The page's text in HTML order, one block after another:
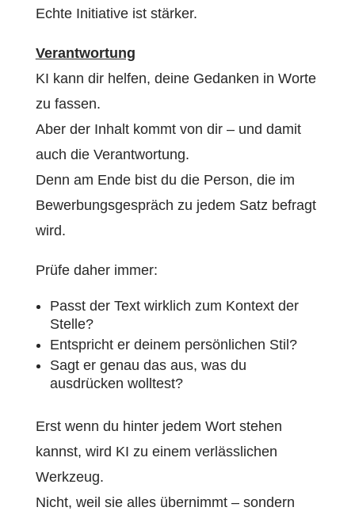
Echte Initiative ist stärker.
Verantwortung
KI kann dir helfen, deine Gedanken in Worte
zu fassen.
Aber der Inhalt kommt von dir – und damit
auch die Verantwortung.
Denn am Ende bist du die Person, die im
Bewerbungsgespräch zu jedem Satz befragt
wird.
Prüfe daher immer:
Passt der Text wirklich zum Kontext der
Stelle?
Entspricht er deinem persönlichen Stil?
Sagt er genau das aus, was du
ausdrücken wolltest?
Erst wenn du hinter jedem Wort stehen
kannst, wird KI zu einem verlässlichen
Werkzeug.
Nicht, weil sie alles übernimmt – sondern